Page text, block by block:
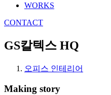
WORKS
CONTACT
GS칼텍스 HQ
오피스 인테리어
Making story